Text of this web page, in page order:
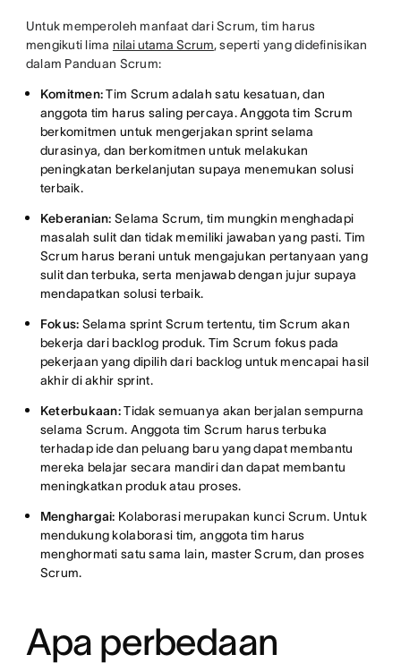
Untuk memperoleh manfaat dari Scrum, tim harus
mengikuti lima nilai utama Scrum, seperti yang didefinisikan
dalam Panduan Scrum:
Komitmen:Tim Scrum adalah satu kesatuan, dan
anggota tim harus saling percaya. Anggota tim Scrum
berkomitmen untuk mengerjakan sprint selama
durasinya, dan berkomitmen untuk melakukan
peningkatan berkelanjutan supaya menemukan solusi
terbaik.
Keberanian: Selama Scrum, tim mungkin menghadapi
masalah sulit dan tidak memiliki jawaban yang pasti. Tim
Scrum harus berani untuk mengajukan pertanyaan yang
sulit dan terbuka, serta menjawab dengan jujur supaya
mendapatkan solusi terbaik.
Fokus: Selama sprint Scrum tertentu, tim Scrum akan
bekerja dari backlog produk. Tim Scrum fokus pada
pekerjaan yang dipilih dari backlog untuk mencapai hasil
akhir di akhir sprint.
Keterbukaan:Tidak semuanya akan berjalan sempurna
selama Scrum. Anggota tim Scrum harus terbuka
terhadap ide dan peluang baru yang dapat membantu
mereka belajar secara mandiri dan dapat membantu
meningkatkan produk atau proses.
Menghargai: Kolaborasi merupakan kunci Scrum. Untuk
mendukung kolaborasi tim, anggota tim harus
menghormati satu sama lain, master Scrum, dan proses
Scrum.
Apa perbedaan